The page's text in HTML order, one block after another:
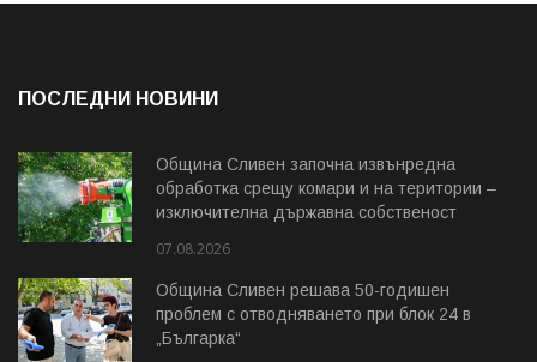
ПОСЛЕДНИ НОВИНИ
Община Сливен започна извънредна
обработка срещу комари и на територии –
изключителна държавна собственост
07.08.2026
Община Сливен решава 50-годишен
проблем с отводняването при блок 24 в
„Българка“